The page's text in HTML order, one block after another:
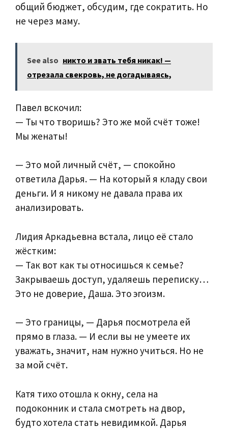
общий бюджет, обсудим, где сократить. Но
не через маму.
See also никто и звать тебя никак! —
отрезала свекровь, не догадываясь,
Павел вскочил:
— Ты что творишь? Это же мой счёт тоже!
Мы женаты!
— Это мой личный счёт, — спокойно
ответила Дарья. — На который я кладу свои
деньги. И я никому не давала права их
анализировать.
Лидия Аркадьевна встала, лицо её стало
жёстким:
— Так вот как ты относишься к семье?
Закрываешь доступ, удаляешь переписку…
Это не доверие, Даша. Это эгоизм.
— Это границы, — Дарья посмотрела ей
прямо в глаза. — И если вы не умеете их
уважать, значит, нам нужно учиться. Но не
за мой счёт.
Катя тихо отошла к окну, села на
подоконник и стала смотреть на двор,
будто хотела стать невидимкой. Дарья